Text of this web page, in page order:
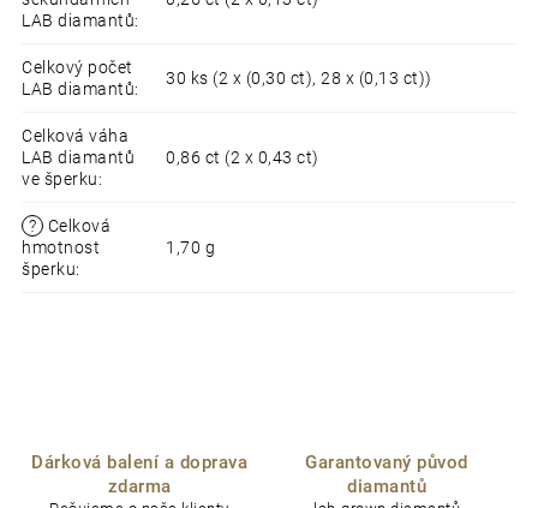
LAB diamantů:
Celkový počet
LAB diamantů:
30 ks (2 x (0,30 ct), 28 x (0,13 ct))
Celková váha
LAB diamantů
ve šperku:
0,86 ct (2 x 0,43 ct)
?
Celková
hmotnost
šperku:
1,70 g
Dárková balení a doprava
zdarma
Garantovaný původ
diamantů